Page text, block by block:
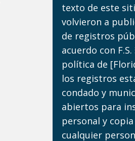
texto de este
volvieron a
de registros
acuerdo con F.S.
política de
los registros
condado y
abiertos para
personal y
cualquier